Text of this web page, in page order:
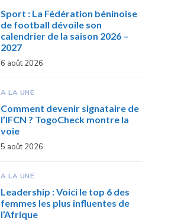
Sport : La Fédération béninoise
de football dévoile son
calendrier de la saison 2026 –
2027
6 août 2026
A LA UNE
Comment devenir signataire de
l’IFCN ? TogoCheck montre la
voie
5 août 2026
A LA UNE
Leadership : Voici le top 6 des
femmes les plus influentes de
l’Afrique